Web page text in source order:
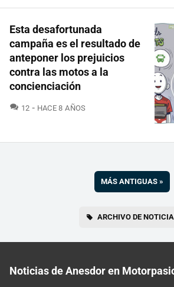
Esta desafortunada
campaña es el resultado de
anteponer los prejuicios
contra las motos a la
concienciación
12 COMENTARIOS
HACE 8 AÑOS
MÁS ANTIGUAS »
ARCHIVO DE
Noticias de Anesdor en